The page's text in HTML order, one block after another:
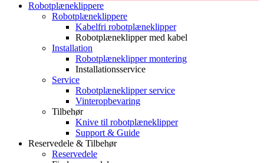
Robotplæneklippere
Robotplæneklippere
Kabelfri robotplæneklipper
Robotplæneklipper med kabel
Installation
Robotplæneklipper montering
Installationsservice
Service
Robotplæneklipper service
Vinteropbevaring
Tilbehør
Knive til robotplæneklipper
Support & Guide
Reservedele & Tilbehør
Reservedele